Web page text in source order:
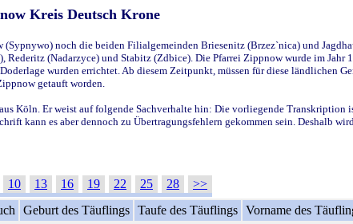
Kreis Deutsch Krone
noch die beiden Filialgemeinden Briesenitz (Brzez`nica) und
(Nadarzyce) und Stabitz (Zdbice). Die Pfarrei Zippnow wurde im
wurden errichtet. Ab diesem Zeitpunkt, müssen für diese ländlichen
getauft worden.
aus Köln. Er weist auf folgende Sachverhalte hin: Die vorliegende
kann es aber dennoch zu Übertragungsfehlern gekommen sein. Deshalb
10 13 16 19 22 25 28
>>
Geburt des Täuflings Taufe des Täuflings Vorname des